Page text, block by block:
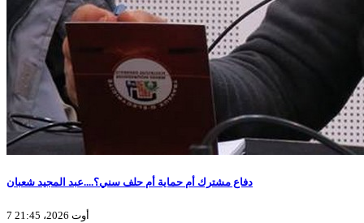
دفاع مشترك أم حماية أم حلف سني؟....عبد المجيد شعبان
7 أوت 2026، 21:45